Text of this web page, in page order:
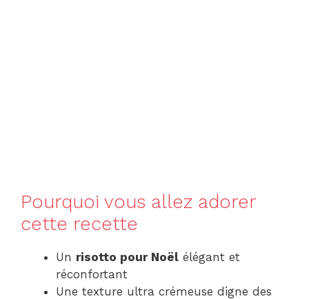
Pourquoi vous allez adorer
cette recette
Un risotto pour Noël élégant et
réconfortant
Une texture ultra crémeuse digne des